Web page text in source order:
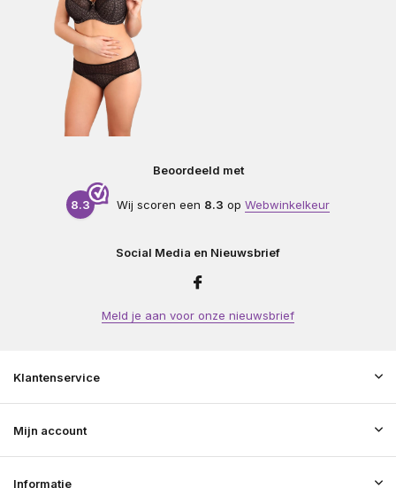
Beoordeeld met
8.3 Wij scoren een 8.3 op Webwinkelkeur
Social Media en Nieuwsbrief
Meld je aan voor onze nieuwsbrief
Klantenservice
Mijn account
Informatie